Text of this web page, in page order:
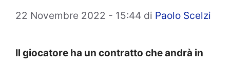
22 Novembre 2022 - 15:44 di Paolo Scelzi
Il giocatore ha un contratto che andrà in